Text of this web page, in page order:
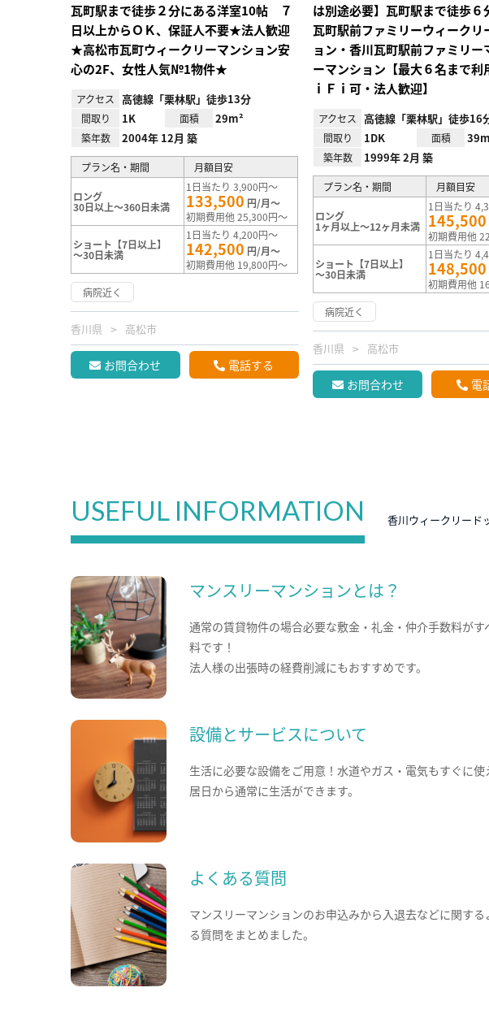
瓦町駅まで徒歩２分にある洋室10帖 ７
日以上からＯＫ、保証人不要★法人歓迎
★高松市瓦町ウィークリーマンション安
心の2F、女性人気№1物件★
アクセス 高徳線「栗林駅」徒歩13分
間取り 1K 面積 29m²
築年数 2004年 12月 築
プラン名・期間 月額目安
ロング
30日以上～360日未満
1日当たり 3,900円～
133,500 円/月～
初期費用他 25,300円～
ショート【7日以上】
～30日未満
1日当たり 4,200円～
142,500 円/月～
初期費用他 19,800円～
病院近く
香川県 高松市
お問合わせ 電話する
は別途必要】瓦町駅まで徒歩６
瓦町駅前ファミリーウィークリ
ョン・香川瓦町駅前ファミリー
ーマンション【最大６名まで利
ｉＦｉ可・法人歓迎】
アクセス 高徳線「栗林駅」徒歩16
間取り 1DK 面積
築年数 1999年 2月 築
プラン名・期間 月額目安
ロング
1ヶ月以上～12ヶ月未満
1日当たり
145,500
初期費用他
ショート【7日以上】
～30日未満
1日当たり
148,500
初期費用他
病院近く
香川県 高松市
お問合わせ 電
USEFUL INFORMATION 香川ウィークリード
マンスリーマンションとは？
通常の賃貸物件の場合必要な敷金・礼金・仲介手数料がす
料です！
法人様の出張時の経費削減にもおすすめです。
設備とサービスについて
生活に必要な設備をご用意！水道やガス・電気もすぐに使
居日から通常に生活ができます。
よくある質問
マンスリーマンションのお申込みから入退去などに関する
る質問をまとめました。